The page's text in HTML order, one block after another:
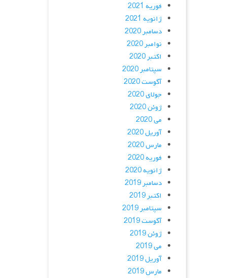
فوریه 2021
ژانویه 2021
دسامبر 2020
نوامبر 2020
اکتبر 2020
سپتامبر 2020
آگوست 2020
جولای 2020
ژوئن 2020
می 2020
آوریل 2020
مارس 2020
فوریه 2020
ژانویه 2020
دسامبر 2019
اکتبر 2019
سپتامبر 2019
آگوست 2019
ژوئن 2019
می 2019
آوریل 2019
مارس 2019